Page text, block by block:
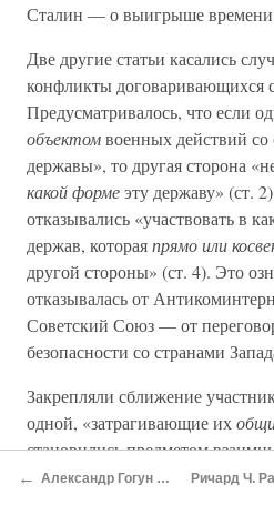
Сталин — о выигрыше времени
Две другие статьи касались
конфликты договаривающихся
Предусматривалось, что если
объектомвоенных действий со
державы», то другая сторона
какой формеэту державу» (ст.
отказывались «участвовать в
держав, котораяпрямо или
другой стороны» (ст. 4). Это
отказывалась от
Советский Союз — от
безопасности со странами
Закрепляли сближение
одной, «затрагивающие их
становились предметом
другой — в случае
← Александр Гогун Съезд воинствующих